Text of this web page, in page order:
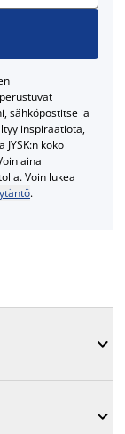
sähköpostitse ja
inspiraatiota,
koko
aina
Voin lukea
.

